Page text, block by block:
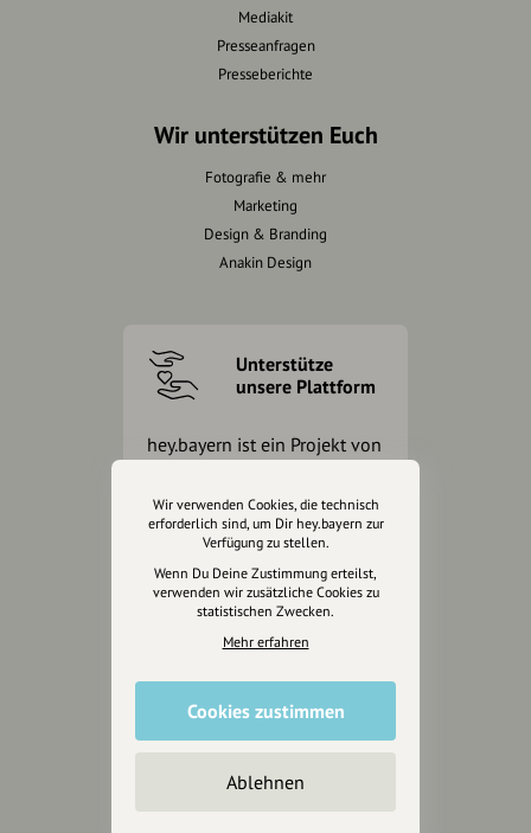
Mediakit
Presseanfragen
Presseberichte
Wir unterstützen Euch
Fotografie & mehr
Marketing
Design & Branding
Anakin Design
Unterstütze
unsere Plattform
hey.bayern ist ein Projekt von
für alle, die uns besuchen
wollen.
Inhalte vorschlagen
Jetzt unterstützen
Wir können leider keine
Spendenquittung ausstellen.
Wir verwenden Cookies, die technisch
erforderlich sind, um Dir hey.bayern zur
Verfügung zu stellen.
Wenn Du Deine Zustimmung erteilst,
verwenden wir zusätzliche Cookies zu
statistischen Zwecken.
Mehr erfahren
Cookies zustimmen
Ablehnen